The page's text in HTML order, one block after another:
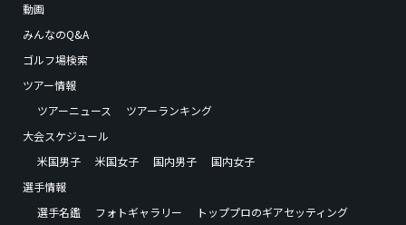
動画
みんなのQ&A
ゴルフ場検索
ツアー情報
ツアーニュース
ツアーランキング
大会スケジュール
米国男子
米国女子 国内男子
国内女子
選手情報
選手名鑑
フォトギャラリー
トッププロのギアセッティング